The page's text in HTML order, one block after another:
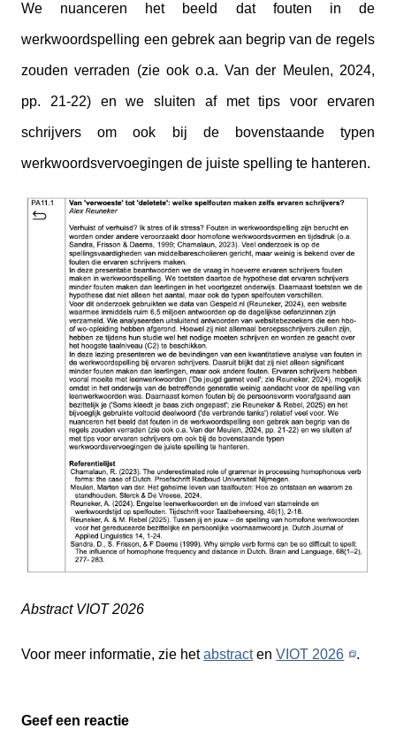
We nuanceren het beeld dat fouten in de
werkwoordspelling een gebrek aan begrip van de regels
zouden verraden (zie ook o.a. Van der Meulen, 2024,
pp. 21-22) en we sluiten af met tips voor ervaren
schrijvers om ook bij de bovenstaande typen
werkwoordsvervoegingen de juiste spelling te hanteren.
Abstract VIOT 2026
Voor meer informatie, zie hetabstractenVIOT 2026 .
Geef een reactie